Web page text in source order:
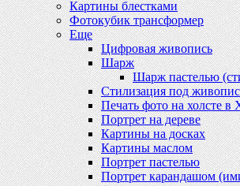
Картины блестками
Фотокубик трансформер
Еще
Цифровая живопись
Шарж
Шарж пастелью
Стилизация под
Печать фото на холсте в
Портрет на дереве
Картины на досках
Картины маслом
Портрет пастелью
Портрет карандашом